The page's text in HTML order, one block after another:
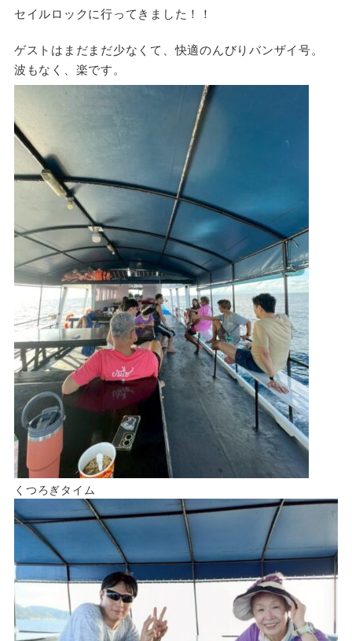
セイルロックに行ってきました！！
ゲストはまだまだ少なくて、快適のんびりバンザイ号。
波もなく、楽です。
くつろぎタイム